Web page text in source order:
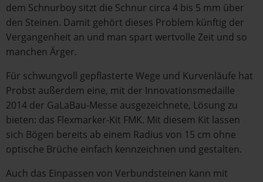
dem Schnurboy sitzt die Schnur circa 4 bis 5 mm über
den Steinen. Damit gehört dieses Problem künftig der
Vergangenheit an und man spart wertvolle Zeit und so
manchen Ärger.
Für schwungvoll gepflasterte Wege und Kurvenläufe hat
Probst außerdem eine, mit der Innovationsmedaille
2014 der GaLaBau-Messe ausgezeichnete, Lösung zu
bieten: das Flexmarker-Kit FMK. Mit diesem Kit lassen
sich Bögen bereits ab einem Radius von 15 cm ohne
optische Brüche einfach kennzeichnen und gestalten.
Auch das Einpassen von Verbundsteinen kann mit